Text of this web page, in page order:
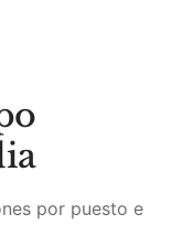
por puesto e